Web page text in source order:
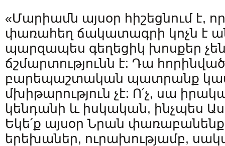
«Մարիամն այսօր հիշեցնում է,
փառահեղ ճակատագրի կոչն է
պարզապես գեղեցիկ խոսքեր
ճշմարտությունն է: Դա
բարեպաշտական պատրանք
մխիթարություն չէ: Ո՛չ, սա
կենդանի և իսկական, ինչպես
Եկե՛ք այսօր Նրան
երեխաներ, ուրախությամբ,